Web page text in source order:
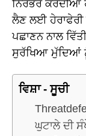
ਨਿਰਭਰ ਕਰਦੀਆਂ
ਲੈਣ ਲਈ ਹੇਰਾਫੇਰੀ
ਪਛਾਣਨ ਨਾਲ
ਸੁਰੱਖਿਆ ਮੁੱਦਿਆਂ
ਵਿਸ਼ਾ - ਸੂਚੀ
ਘੁਟਾਲੇ ਦੀ